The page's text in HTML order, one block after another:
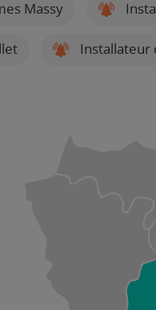
Massy
Installateur